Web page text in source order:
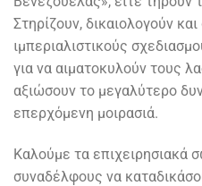
Στηρίζουν, δικαιολογούν
ιμπεριαλιστικούς
για να αιματοκυλούν τους
αξιώσουν το μεγαλύτερο
επερχόμενη μοιρασιά.
Καλούμε τα επιχειρησιακά
συναδέλφους να